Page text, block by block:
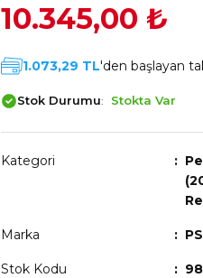
10.345,00 ₺
1.073,29 TL'den başlayan
Stok Durumu Stokta Var
Kategori
Marka
Stok Kodu